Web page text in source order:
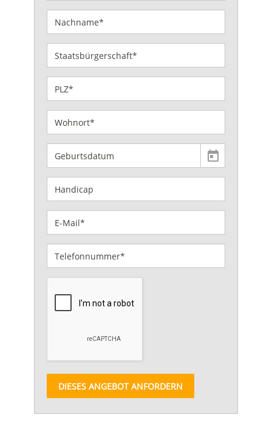
DIESES ANGEBOT ANFORDERN